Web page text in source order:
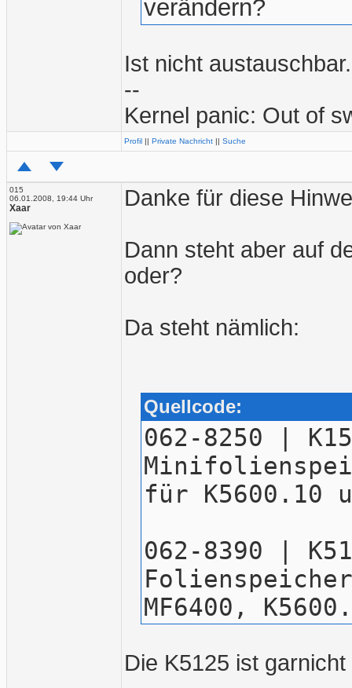
verändern?
Ist nicht austauschbar.
--
Kernel panic: Out of
Profil || Private Nachricht || Suche
015
06.01.2008, 19:44 Uhr
Xaar Danke für diese
Dann steht aber auf
oder?
Da steht nämlich:
Quellcode:
062-8250 |
für K5600.10
062-8390 |
MF6400,
Die K5125 ist